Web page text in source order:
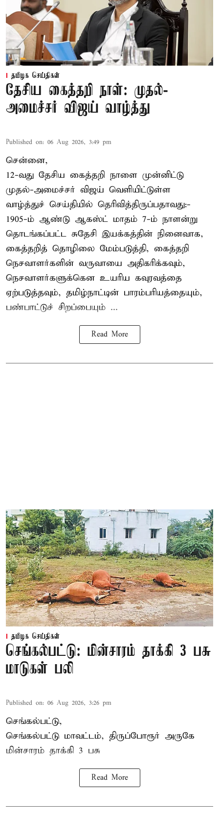
தமிழக செய்திகள்
தேசிய கைத்தறி நாள்: முதல்-
அமைச்சர் விஜய் வாழ்த்து
Published on: 06 Aug 2026, 3:49 pm
சென்னை,
12-வது தேசிய கைத்தறி நாளை முன்னிட்டு
முதல்-அமைச்சர் விஜய் வெளியிட்டுள்ள
வாழ்த்துச் செய்தியில் தெரிவித்திருப்பதாவது:-
1905-ம் ஆண்டு ஆகஸ்ட் மாதம் 7-ம் நாளன்று
தொடங்கப்பட்ட சுதேசி இயக்கத்தின் நினைவாக,
கைத்தறித் தொழிலை மேம்படுத்தி, கைத்தறி
நெசவாளர்களின் வருவாயை அதிகரிக்கவும்,
நெசவாளர்களுக்கென உயரிய கவுரவத்தை
ஏற்படுத்தவும், தமிழ்நாட்டின் பாரம்பரியத்தையும்,
பண்பாட்டுச் சிறப்பையும் ...
Read More
தமிழக செய்திகள்
செங்கல்பட்டு: மின்சாரம் தாக்கி 3 பசு
மாடுகள் பலி
Published on: 06 Aug 2026, 3:26 pm
செங்கல்பட்டு,
செங்கல்பட்டு மாவட்டம், திருப்போரூர் அருகே
மின்சாரம் தாக்கி 3 பசு
Read More